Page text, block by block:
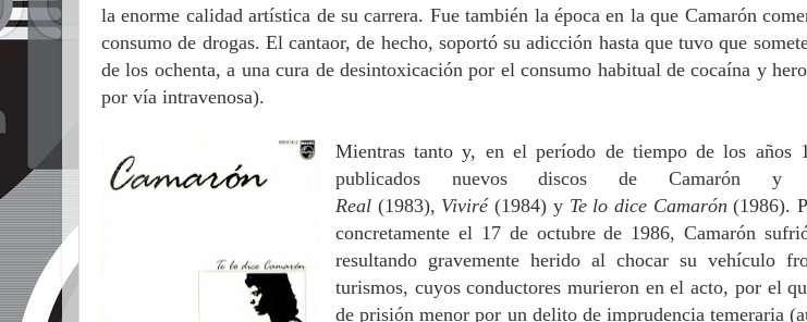
la enorme calidad artística de su carrera. Fue también la época en la que Camarón
consumo de drogas. El cantaor, de hecho, soportó su adicción hasta que tuvo que
de los ochenta, a una cura de desintoxicación por el consumo habitual de cocaína y
por vía intravenosa).
Mientras tanto y, en el período de tiempo de los años
publicados nuevos discos de Camarón
Real (1983), Viviré(1984) y Te lo dice Camarón(1986).
concretamente el 17 de octubre de 1986, Camarón
resultando gravemente herido al chocar su vehículo
turismos, cuyos conductores murieron en el acto, por el
de prisión menor por un delito de imprudencia temeraria